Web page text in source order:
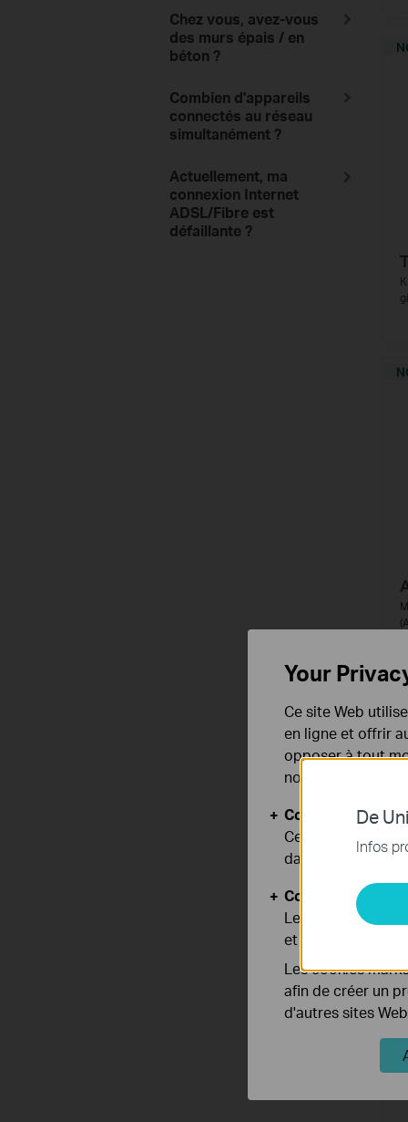
Chez vous, avez-vous
des murs épais / en
béton ?
Combien d'appareils
connectés au réseau
simultanément ?
Actuellement, ma
connexion Internet
ADSL/Fibre est
défaillante ?
De
Infos
Your
Ce site Web
en ligne et offrir
opposer à tout
notre
Cookies basiques
Ces cookies sont
dans vos
Cookies
Les cookies
et ajuster les
Les cookies
afin de créer un
d'autres sites